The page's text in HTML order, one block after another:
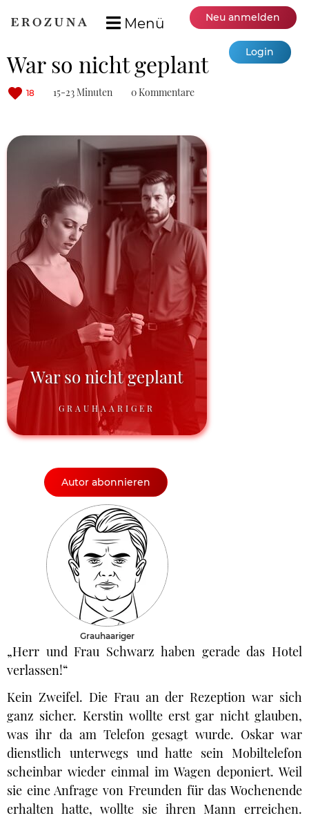
Menü Neu anmelden
Login
War so nicht geplant
18 15-23 Minuten 0 Kommentare
War so nicht geplant
GRAUHAARIGER
Autor abonnieren
Grauhaariger
„Herr und Frau Schwarz haben gerade das Hotel
verlassen!“
Kein Zweifel. Die Frau an der Rezeption war sich
ganz sicher. Kerstin wollte erst gar nicht glauben,
was ihr da am Telefon gesagt wurde. Oskar war
dienstlich unterwegs und hatte sein Mobiltelefon
scheinbar wieder einmal im Wagen deponiert. Weil
sie eine Anfrage von Freunden für das Wochenende
erhalten hatte, wollte sie ihren Mann erreichen.